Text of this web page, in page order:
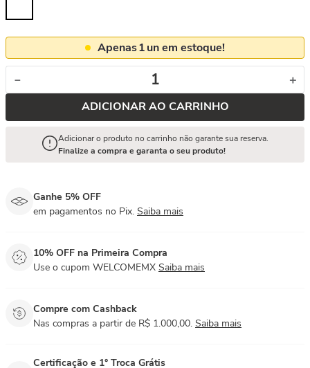
Apenas1un em estoque!
＋
－
ADICIONAR AO CARRINHO
Adicionar o produto no carrinho não garante sua reserva.
Finalize a compra e garanta o seu produto!
Ganhe 5% OFF
em pagamentos no Pix. Saiba mais
10% OFF na Primeira Compra
Use o cupom WELCOMEMX Saiba mais
Compre com Cashback
Nas compras a partir de R$ 1.000,00. Saiba mais
Certificação e 1° Troca Grátis